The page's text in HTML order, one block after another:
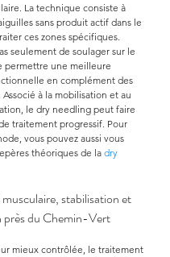
La technique consiste à
sans produit actif dans le
ces zones spécifiques.
seulement de soulager sur le
permettre une meilleure
en complément des
à la mobilisation et au
le dry needling peut faire
traitement progressif. Pour
vous pouvez aussi vous
théoriques de la dry
stabilisation et
près du Chemin-Vert
mieux contrôlée, le traitement